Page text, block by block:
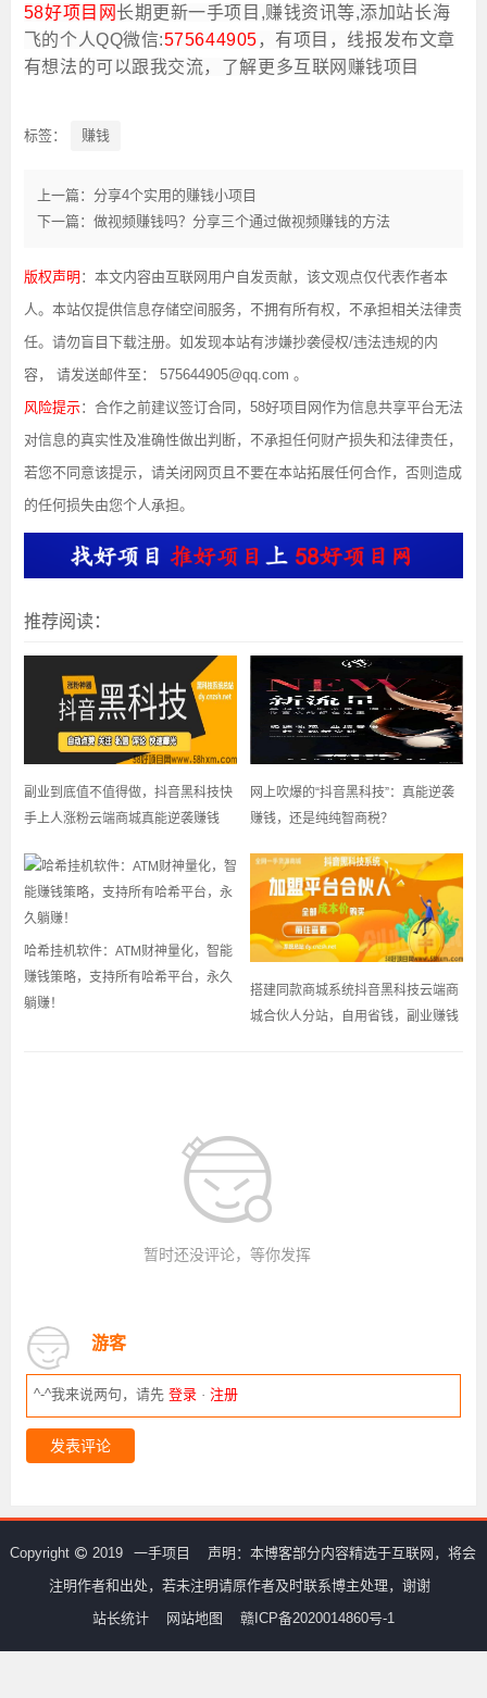
58好项目网 长期更新一手项目,赚钱资讯等,添加站长海
飞的个人QQ微信:575644905 ，有项目，线报发布文章
有想法的可以跟我交流，了解更多互联网赚钱项目
标签： 赚钱
上一篇：分享4个实用的赚钱小项目
下一篇：做视频赚钱吗？分享三个通过做视频赚钱的方法
版权声明 ：本文内容由互联网用户自发贡献，该文观点仅代表作者本
人。本站仅提供信息存储空间服务，不拥有所有权，不承担相关法律责
任。请勿盲目下载注册。如发现本站有涉嫌抄袭侵权/违法违规的内
容， 请发送邮件至： 575644905@qq.com 。
风险提示：合作之前建议签订合同，58好项目网作为信息共享平台无法
对信息的真实性及准确性做出判断，不承担任何财产损失和法律责任，
若您不同意该提示，请关闭网页且不要在本站拓展任何合作，否则造成
的任何损失由您个人承担。
推荐阅读：
副业到底值不值得做，抖音黑科技快
手上人涨粉云端商城真能逆袭赚钱
网上吹爆的“抖音黑科技”：真能逆袭
赚钱，还是纯纯智商税？
哈希挂机软件：ATM财神量化，智能
赚钱策略，支持所有哈希平台，永久
躺赚！
搭建同款商城系统抖音黑科技云端商
城合伙人分站，自用省钱，副业赚钱
暂时还没评论，等你发挥
游客
^-^我来说两句，请先登录 · 注册
发表评论
Copyright 2019 一手项目
声明：本博客部分内容精选于互联网，将会
注明作者和出处，若未注明请原作者及时联系博主处理，谢谢
站长统计
网站地图 赣ICP备2020014860号-1